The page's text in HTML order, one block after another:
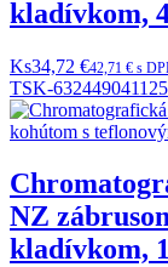
kladívkom,
Ks34,72 €42,71 € s
TSK-632449041125
NZ
kladívkom,